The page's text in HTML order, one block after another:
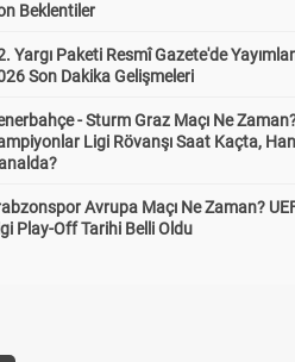
Beklentiler
Yargı Paketi Resmî Gazete'de
Son Dakika Gelişmeleri
- Sturm Graz Maçı Ne
Ligi Rövanşı Saat Kaçta,
Avrupa Maçı Ne Zaman?
Play-Off Tarihi Belli Oldu